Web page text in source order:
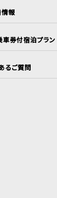
報
車券付宿泊プラン
るご質問